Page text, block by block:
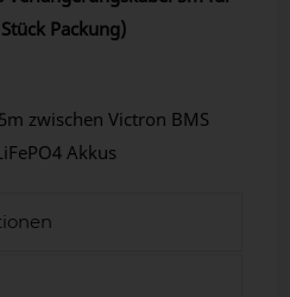
Packung)
zwischen Victron BMS
Akkus